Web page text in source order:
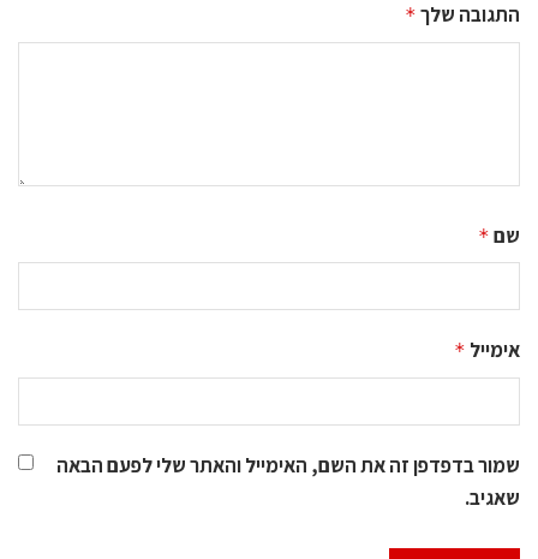
התגובה שלך *
שם *
אימייל *
שמור בדפדפן זה את השם, האימייל והאתר שלי לפעם הבאה
שאגיב.